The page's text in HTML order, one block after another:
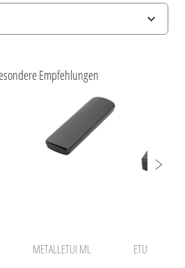
Empfehlungen
METALLETUI ML ETUI